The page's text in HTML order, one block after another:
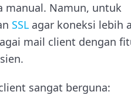
manual. Namun, untuk
SSL agar koneksi lebih
mail client dengan
sangat berguna: